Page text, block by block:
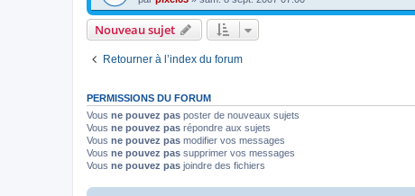
Nouveau sujet
Retourner à l’index du forum
PERMISSIONS DU FORUM
Vous ne pouvez pas poster de nouveaux sujets
Vous ne pouvez pas répondre aux sujets
Vous ne pouvez pas modifier vos messages
Vous ne pouvez pas supprimer vos messages
Vous ne pouvez pas joindre des fichiers